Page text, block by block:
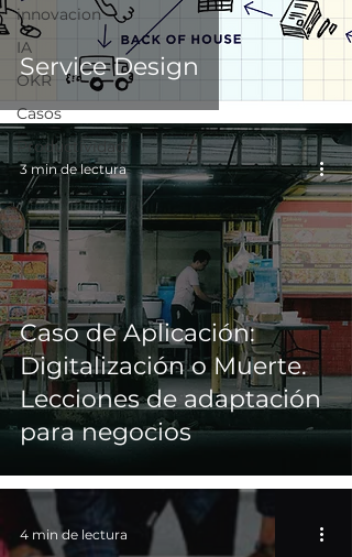
Te invitamos a sumergirte en
nuestros artículos, podcasts y videos
para profundizar en cómo estas
disciplinas pueden transformar tu
organización y asegurar que tus
ideas se conviertan en resultados que
realmente importan.
innovacion
IA
OKR
Casos
Productividad
Service Design
Caso de Aplicación:
Digitalización o Muerte.
Lecciones de adaptación
para negocios
3 min de lectura
4 min de lectura